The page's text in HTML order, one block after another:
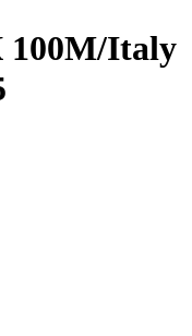
Italy